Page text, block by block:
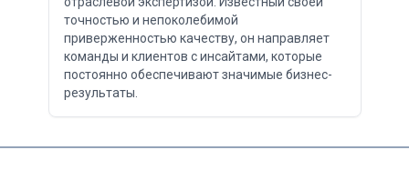
точностью и непоколебимой
приверженностью качеству, он направляет
команды и клиентов с инсайтами, которые
постоянно обеспечивают значимые бизнес-
результаты.